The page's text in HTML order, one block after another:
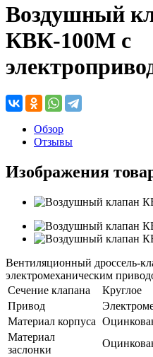
Воздушный
КВК-100М с
Обзор
Отзывы
Изображения
Вентиляционный дроссель-
электромеханическим
Сечение клапана
Круглое
Привод
Материал корпуса
Материал
заслонки